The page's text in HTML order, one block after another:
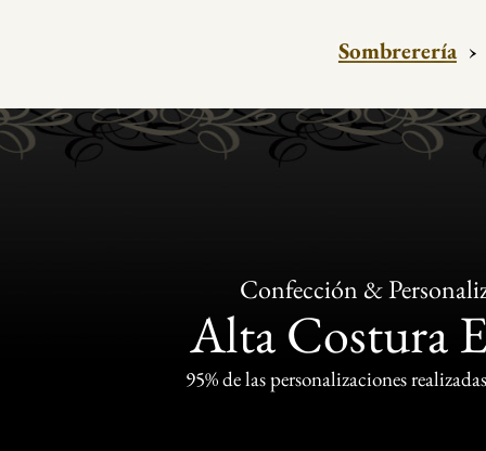
Sombrerería ›
Confección &
Alta Costura
95% de las personalizaciones